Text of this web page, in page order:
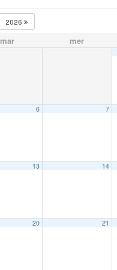
2026
mar mer
6 7
13 14
20 21